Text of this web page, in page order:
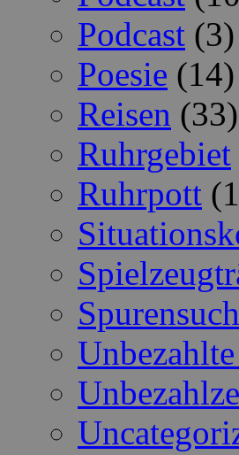
Podcast (3)
Poesie (14)
Reisen (33)
Ruhrgebiet
Ruhrpott